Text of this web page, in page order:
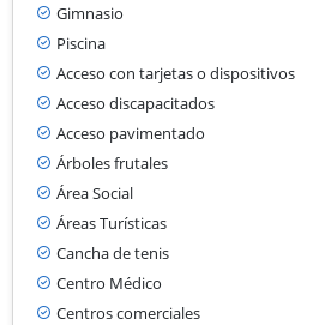
Gimnasio
Piscina
Acceso con tarjetas o dispositivos
Acceso discapacitados
Acceso pavimentado
Árboles frutales
Área Social
Áreas Turísticas
Cancha de tenis
Centro Médico
Centros comerciales